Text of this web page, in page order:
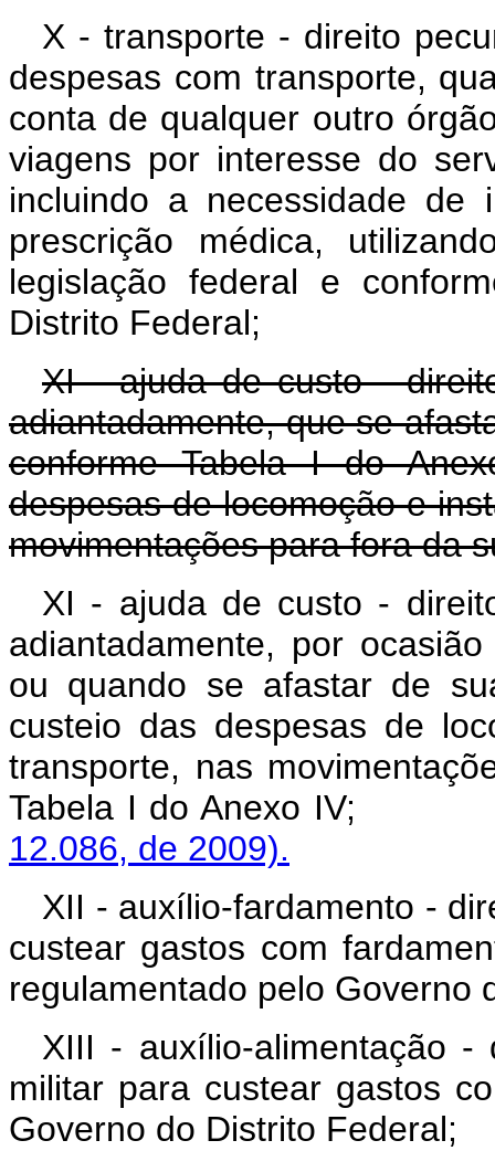
X - transporte - direito
despesas com transporte,
conta de qualquer outro
viagens por interesse do
incluindo a necessidade de
prescrição médica,
legislação federal e
Distrito Federal;
XI - ajuda de custo -
adiantadamente, que se
conforme Tabela I do
despesas de locomoção e
movimentações para fora da
XI - ajuda de custo -
adiantadamente, por
ou quando se afastar de
custeio das despesas de
transporte, nas
Tabela I do
12.086, de 2009).
XII - auxílio-fardamento -
custear gastos com
regulamentado pelo Governo
XIII - auxílio-alimentação -
militar para custear gastos
Governo do Distrito Federal;